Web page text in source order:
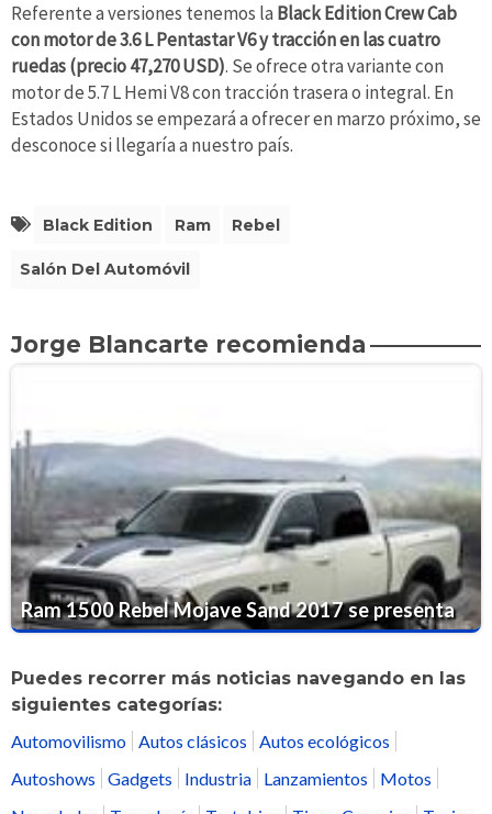
Referente a versiones tenemos la Black Edition Crew Cab
con motor de 3.6 L Pentastar V6 y tracción en las cuatro
ruedas (precio 47,270 USD). Se ofrece otra variante con
motor de 5.7 L Hemi V8 con tracción trasera o integral. En
Estados Unidos se empezará a ofrecer en marzo próximo, se
desconoce si llegaría a nuestro país.
Black Edition Ram Rebel
Salón Del Automóvil
Jorge Blancarte recomienda
Ram 1500 Rebel Mojave Sand 2017 se presenta
Puedes recorrer más noticias navegando en las
siguientes categorías:
Automovilismo Autos clásicos
Autos ecológicos
Autoshows
Gadgets Industria Lanzamientos
Motos